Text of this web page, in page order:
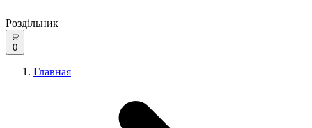
Роздільник
0
Главная